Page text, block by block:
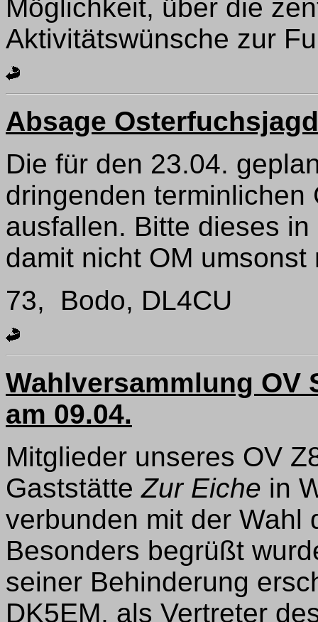
Möglichkeit, über die
Aktivitätswünsche zur
Absage
Die für den 23.04.
dringenden
ausfallen. Bitte dieses
damit nicht OM
73, Bodo, DL4CU
Wahlversammlung OV
am 09.04.
Mitglieder unseres OV
GaststätteZur Eiche in
verbunden mit der Wahl
Besonders begrüßt
seiner Behinderung
DK5EM, als Vertreter